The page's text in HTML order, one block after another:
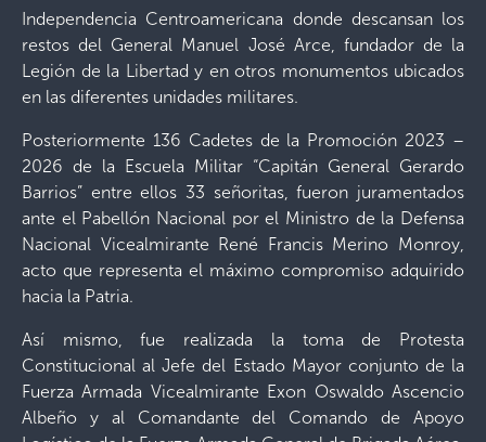
Independencia Centroamericana donde descansan los
restos del General Manuel José Arce, fundador de la
Legión de la Libertad y en otros monumentos ubicados
en las diferentes unidades militares.
Posteriormente 136 Cadetes de la Promoción 2023 –
2026 de la Escuela Militar “Capitán General Gerardo
Barrios” entre ellos 33 señoritas, fueron juramentados
ante el Pabellón Nacional por el Ministro de la Defensa
Nacional Vicealmirante René Francis Merino Monroy,
acto que representa el máximo compromiso adquirido
hacia la Patria.
Así mismo, fue realizada la toma de Protesta
Constitucional al Jefe del Estado Mayor conjunto de la
Fuerza Armada Vicealmirante Exon Oswaldo Ascencio
Albeño y al Comandante del Comando de Apoyo